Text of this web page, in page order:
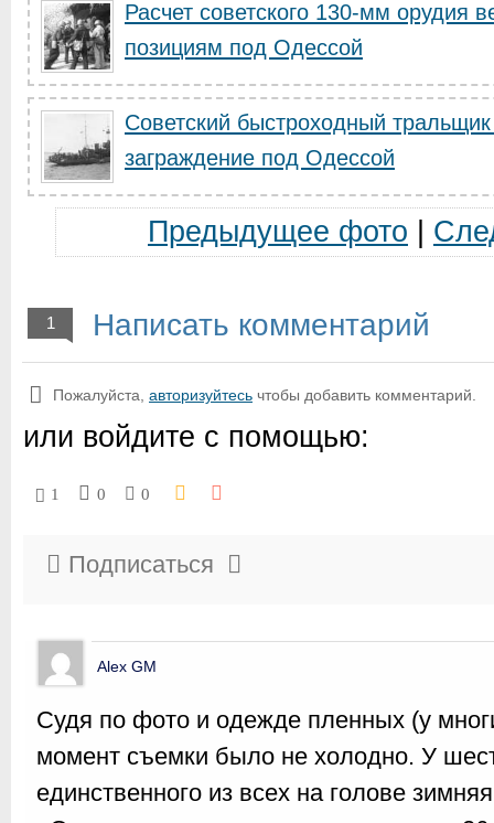
Расчет советского 130-мм орудия
позициям под Одессой
Советский быстроходный
заграждение под Одессой
Предыдущее фото
1 Написать комментарий
Пожалуйста, авторизуйтесь чтобы добавить комментарий.
или войдите с помощью:
1 0 0
Подписаться
Alex GM
Судя по фото и одежде пленных (у
момент съемки было не холодно. У
единственного из всех на голове